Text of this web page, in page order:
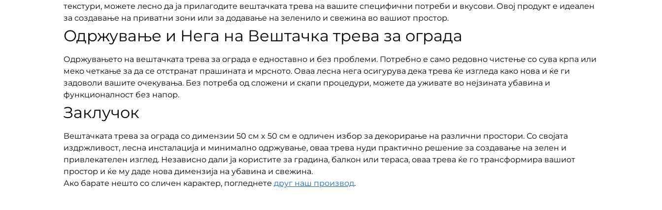
текстури, можете лесно да ја прилагодите вештачката трева на вашите специфични потреби и вкусови. Овој продукт е идеален
за создавање на приватни зони или за додавање на зеленило и свежина во вашиот простор.
Одржување и Нега на Вештачка трева за ограда
Одржувањето на вештачката трева за ограда е едноставно и без проблеми. Потребно е само редовно чистење со сува крпа или
меко четкање за да се отстранат прашината и мрсното. Оваа лесна нега осигурува дека трева ќе изгледа како нова и ќе ги
задоволи вашите очекувања. Без потреба од сложени и скапи процедури, можете да уживате во нејзината убавина и
функционалност без напор.
Заклучок
Вештачката трева за ограда со димензии 50 см x 50 см е одличен избор за декорирање на различни простори. Со својата
издржливост, лесна инсталација и минимално одржување, оваа трева нуди практично решение за создавање на зелен и
привлекателен изглед. Независно дали ја користите за градина, балкон или тераса, оваа трева ќе го трансформира вашиот
простор и ќе му даде нова димензија на убавина и свежина.
Ако барате нешто со сличен карактер, погледнете друг наш производ.